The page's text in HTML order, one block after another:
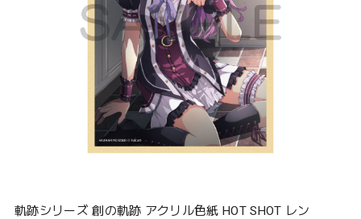
軌跡シリーズ 創の軌跡 アクリル色紙 HOT SHOT レン